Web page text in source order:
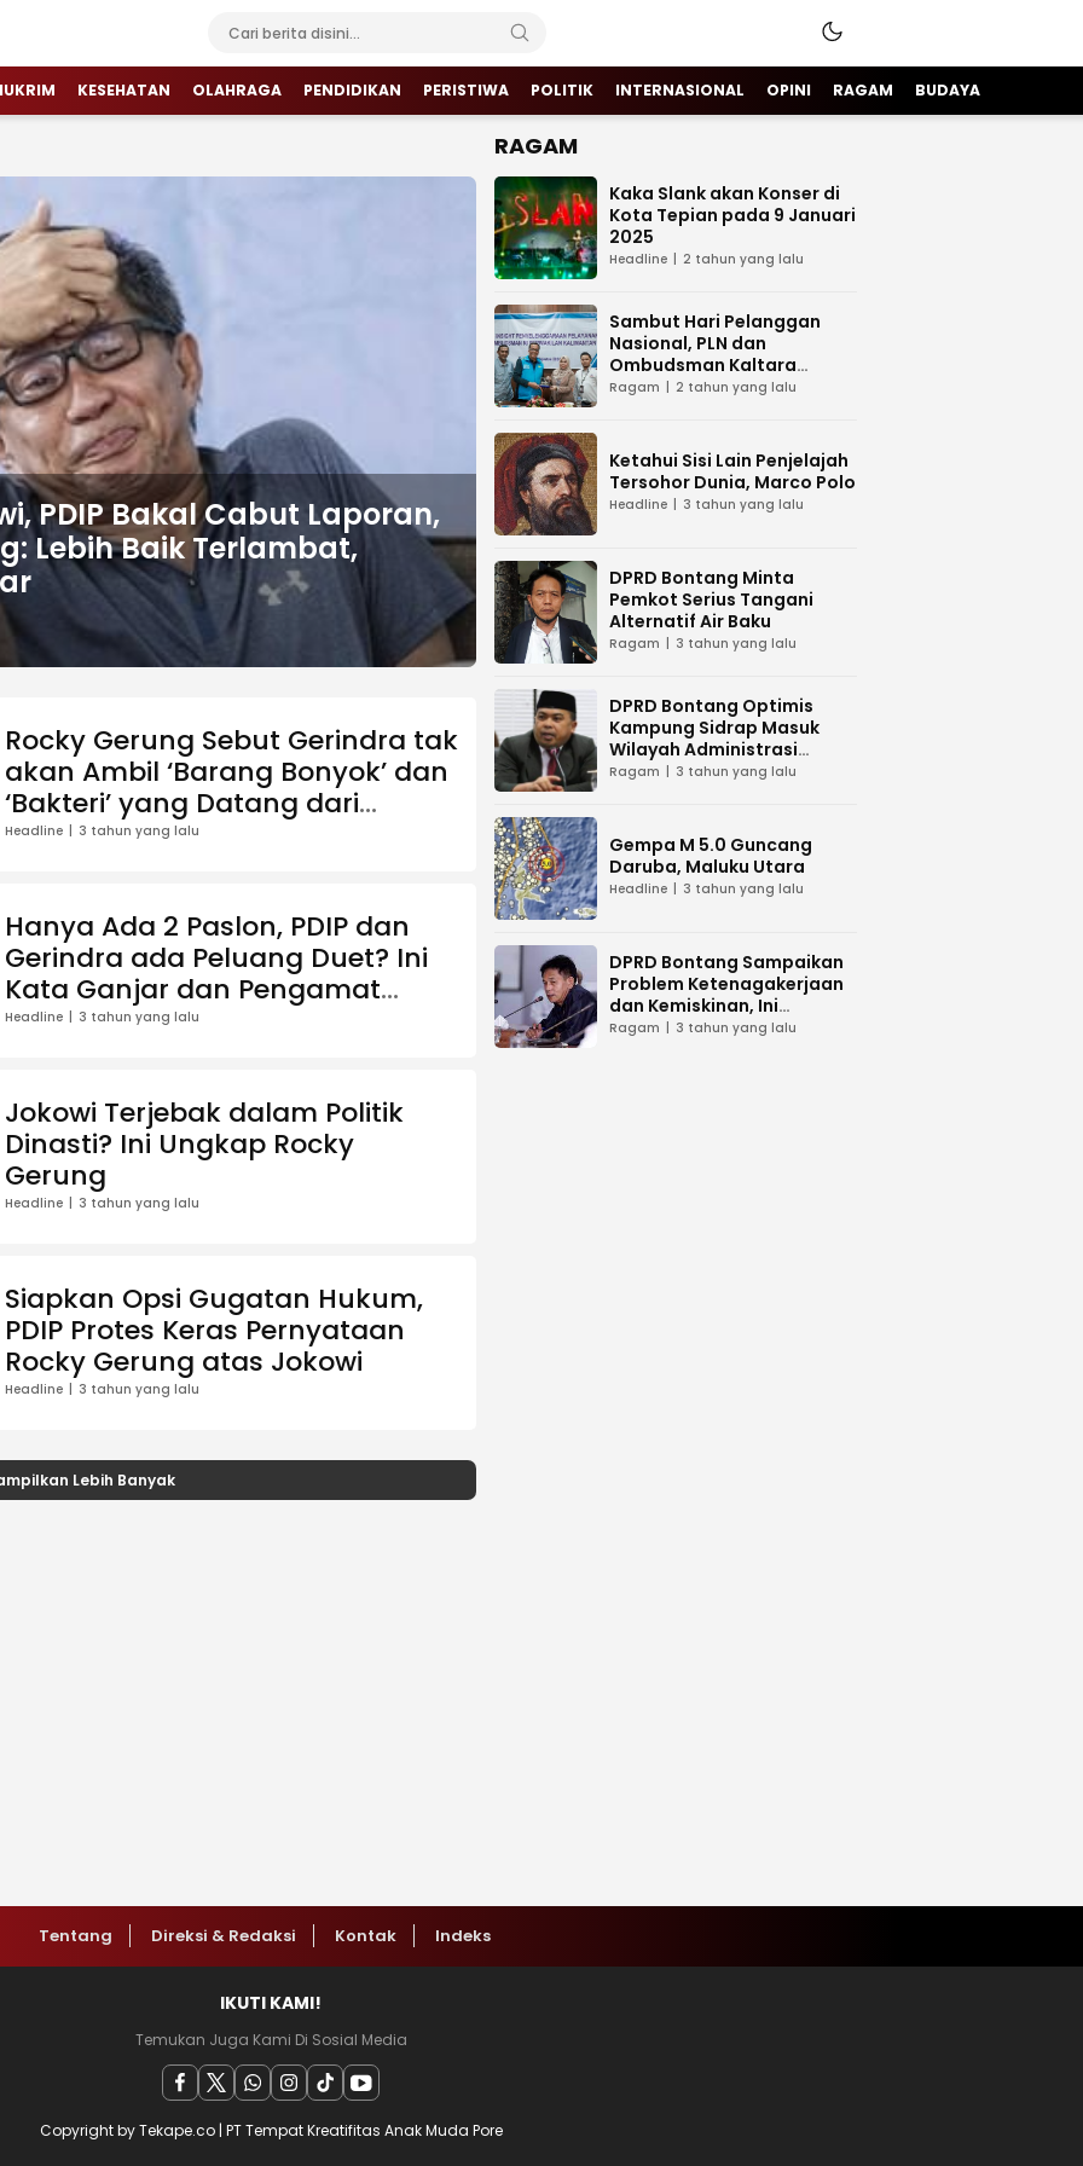
KESEHATAN OLAHRAGA PENDIDIKAN PERISTIWA POLITIK INTERNASIONAL OPINI RAGAM BUDAYA
PDIP Bakal Cabut Laporan,
Lebih Baik Terlambat,
Rocky Gerung Sebut Gerindra tak
akan Ambil ‘Barang Bonyok’ dan
‘Bakteri’ yang Datang dari
Dampak Putusan MK
Headline 3 tahun yang lalu
Hanya Ada 2 Paslon, PDIP dan
Gerindra ada Peluang Duet? Ini
Kata Ganjar dan Pengamat
Politik Rocky Gerung
Headline 3 tahun yang lalu
Jokowi Terjebak dalam Politik
Dinasti? Ini Ungkap Rocky
Gerung
Headline 3 tahun yang lalu
Siapkan Opsi Gugatan Hukum,
PDIP Protes Keras Pernyataan
Rocky Gerung atas Jokowi
Headline 3 tahun yang lalu
Lebih Banyak
RAGAM
Kaka Slank akan Konser di
Kota Tepian pada 9 Januari
2025
Headline 2 tahun yang lalu
Sambut Hari Pelanggan
Nasional, PLN dan
Ombudsman Kaltara
Sinergi Tingkatkan Layanan
Ragam 2 tahun yang lalu
Ketahui Sisi Lain Penjelajah
Tersohor Dunia, Marco Polo
Headline 3 tahun yang lalu
DPRD Bontang Minta
Pemkot Serius Tangani
Alternatif Air Baku
Ragam 3 tahun yang lalu
DPRD Bontang Optimis
Kampung Sidrap Masuk
Wilayah Administrasi
Bontang
Ragam 3 tahun yang lalu
Gempa M 5.0 Guncang
Daruba, Maluku Utara
Headline 3 tahun yang lalu
DPRD Bontang Sampaikan
Problem Ketenagakerjaan
dan Kemiskinan, Ini
Tanggapan Wawali Kota
Ragam 3 tahun yang lalu
Tentang Direksi & Redaksi Kontak Indeks
IKUTI KAMI!
Temukan Juga Kami Di Sosial Media
Copyright by Tekape.co | PT Tempat Kreatifitas Anak Muda Pore